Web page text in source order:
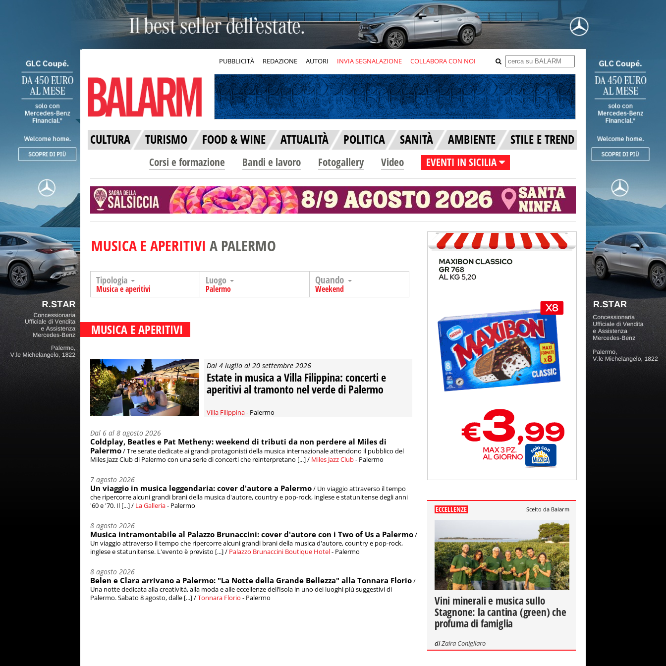
PUBBLICITÀ REDAZIONE AUTORI INVIA SEGNALAZIONE COLLABORA CON NOI
CULTURA TURISMO FOOD & WINE ATTUALITÀ POLITICA SANITÀ AMBIENTE STILE E TREND
Corsi e formazione Bandi e lavoro Fotogallery Video EVENTI IN SICILIA
MUSICA E APERITIVI A PALERMO
Tipologia
Musica e aperitivi
Luogo
Palermo
Quando
Weekend
MUSICA E APERITIVI
Dal 4 luglio al 20 settembre 2026
Estate in musica a Villa Filippina: concerti e
aperitivi al tramonto nel verde di Palermo
Villa Filippina- Palermo
Dal 6 al 8 agosto 2026
Coldplay, Beatles e Pat Metheny: weekend di tributi da non perdere al Miles di
Palermo/ Tre serate dedicate ai grandi protagonisti della musica internazionale attendono il pubblico del
Miles Jazz Club di Palermo con una serie di concerti che reinterpretano [...] / Miles Jazz Club- Palermo
7 agosto 2026
Un viaggio in musica leggendaria: cover d'autore a Palermo/ Un viaggio attraverso il tempo
che ripercorre alcuni grandi brani della musica d'autore, country e pop-rock, inglese e statunitense degli anni
'60 e '70. Il [...] / La Galleria- Palermo
8 agosto 2026
Musica intramontabile al Palazzo Brunaccini: cover d'autore con i Two of Us a Palermo/
Un viaggio attraverso il tempo che ripercorre alcuni grandi brani della musica d'autore, country e pop-rock,
inglese e statunitense. L'evento è previsto [...] / Palazzo Brunaccini Boutique Hotel- Palermo
8 agosto 2026
Belen e Clara arrivano a Palermo: "La Notte della Grande Bellezza" alla Tonnara Florio/
Una notte dedicata alla creatività, alla moda e alle eccellenze dell’Isola in uno dei luoghi più suggestivi di
Palermo. Sabato 8 agosto, dalle [...] /Tonnara Florio - Palermo
ECCELLENZE Scelto da Balarm
Vini minerali e musica sullo
Stagnone: la cantina (green) che
profuma di famiglia
diZaira Conigliaro